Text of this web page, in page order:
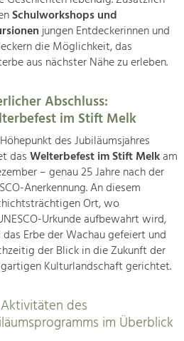
Schulworkshops und
jungen Entdeckerinnen und
die Möglichkeit, das
aus nächster Nähe zu erleben.
Abschluss:
im Stift Melk
des Jubiläumsjahres
dasWelterbefest im Stift Melkam
– genau 25 Jahre nach der
Anerkennung. An diesem
Ort, wo
Urkunde aufbewahrt wird,
Erbe der Wachau gefeiert und
der Blick in die Zukunft der
Kulturlandschaft gerichtet.
des
im Überblick